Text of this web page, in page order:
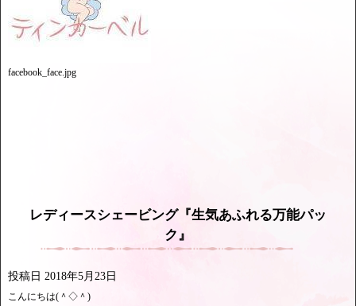
facebook_face.jpg
レディースシェービング『生気あふれる万能パッ
ク』
投稿日 2018年5月23日
こんにちは(＾◇＾)